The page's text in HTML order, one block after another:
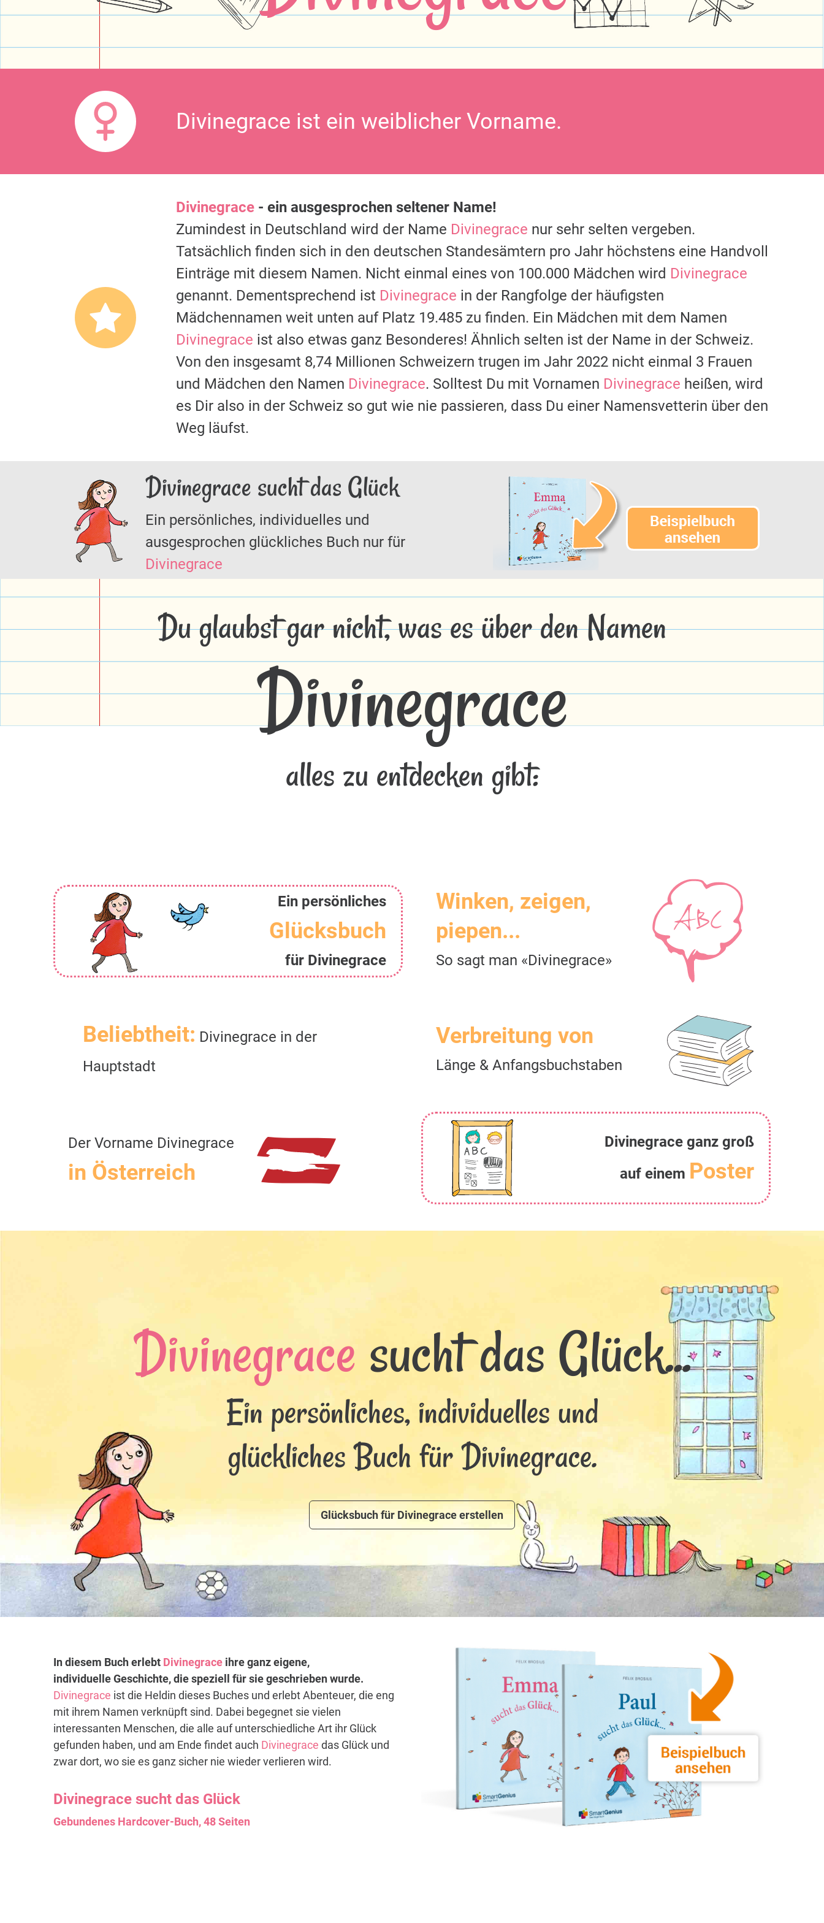
Divinegrace ist ein weiblicher Vorname.
Divinegrace - ein ausgesprochen seltener Name!
Zumindest in Deutschland wird der Name Divinegrace nur sehr selten vergeben.
Tatsächlich finden sich in den deutschen Standesämtern pro Jahr höchstens eine Handvoll
Einträge mit diesem Namen. Nicht einmal eines von 100.000 Mädchen wird Divinegrace
genannt. Dementsprechend ist Divinegrace in der Rangfolge der häufigsten
Mädchennamen weit unten auf Platz 19.485 zu finden. Ein Mädchen mit dem Namen
Divinegrace ist also etwas ganz Besonderes! Ähnlich selten ist der Name in der Schweiz.
Von den insgesamt 8,74 Millionen Schweizern trugen im Jahr 2022 nicht einmal 3 Frauen
und Mädchen den Namen Divinegrace. Solltest Du mit Vornamen Divinegrace heißen, wird
es Dir also in der Schweiz so gut wie nie passieren, dass Du einer Namensvetterin über den
Weg läufst.
Divinegrace sucht das Glück
Ein persönliches, individuelles und
ausgesprochen glückliches Buch nur für
Divinegrace
Du glaubst gar nicht, was es über den Namen
Divinegrace
alles zu entdecken gibt:
Ein persönliches
Glücksbuch
für Divinegrace
Winken, zeigen,
piepen...
So sagt man «Divinegrace»
Beliebtheit: Divinegrace in der
Hauptstadt
Verbreitung von
Länge & Anfangsbuchstaben
Der Vorname Divinegrace
in Österreich
Divinegrace ganz groß
auf einem Poster
Divinegrace sucht das Glück...
Ein persönliches, individuelles und
glückliches Buch für Divinegrace.
Glücksbuch für Divinegrace erstellen
In diesem Buch erlebt Divinegrace ihre ganz eigene,
individuelle Geschichte, die speziell für sie geschrieben wurde.
Divinegrace ist die Heldin dieses Buches und erlebt Abenteuer, die eng
mit ihrem Namen verknüpft sind. Dabei begegnet sie vielen
interessanten Menschen, die alle auf unterschiedliche Art ihr Glück
gefunden haben, und am Ende findet auch Divinegrace das Glück und
zwar dort, wo sie es ganz sicher nie wieder verlieren wird.
Divinegrace sucht das Glück
Gebundenes Hardcover-Buch, 48 Seiten